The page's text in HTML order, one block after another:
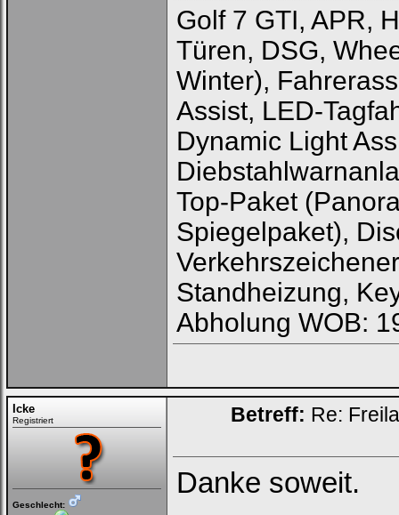
Golf 7 GTI, APR,
Türen, DSG,
Winter),
Assist, LED-
Dynamic Light
Top-Paket
Spiegelpaket),
Standheizung,
Abholung WOB:
Icke
Registriert
Geschlecht:
Betreff: Re:
Danke soweit.